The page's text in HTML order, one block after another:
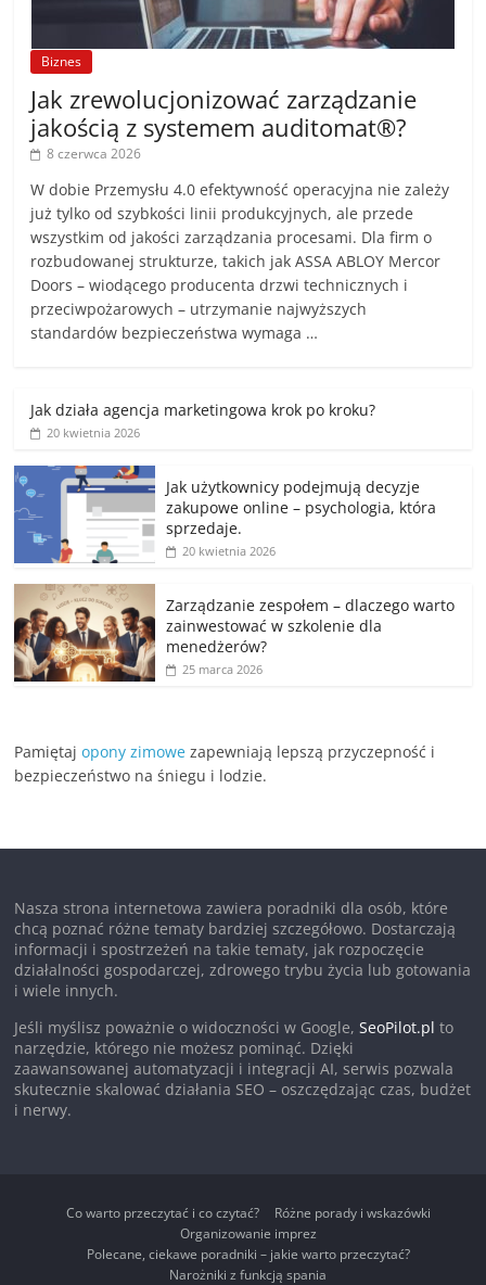
Biznes
Jak zrewolucjonizować zarządzanie
jakością z systemem auditomat®?
8 czerwca 2026
W dobie Przemysłu 4.0 efektywność operacyjna nie zależy
już tylko od szybkości linii produkcyjnych, ale przede
wszystkim od jakości zarządzania procesami. Dla firm o
rozbudowanej strukturze, takich jak ASSA ABLOY Mercor
Doors – wiodącego producenta drzwi technicznych i
przeciwpożarowych – utrzymanie najwyższych
standardów bezpieczeństwa wymaga …
Jak działa agencja marketingowa krok po kroku?
20 kwietnia 2026
Jak użytkownicy podejmują decyzje
zakupowe online – psychologia, która
sprzedaje.
20 kwietnia 2026
Zarządzanie zespołem – dlaczego warto
zainwestować w szkolenie dla
menedżerów?
25 marca 2026
Pamiętajopony zimowe zapewniają lepszą przyczepność i
bezpieczeństwo na śniegu i lodzie.
Nasza strona internetowa zawiera poradniki dla osób, które
chcą poznać różne tematy bardziej szczegółowo. Dostarczają
informacji i spostrzeżeń na takie tematy, jak rozpoczęcie
działalności gospodarczej, zdrowego trybu życia lub gotowania
i wiele innych.
Jeśli myślisz poważnie o widoczności w Google,SeoPilot.pl to
narzędzie, którego nie możesz pominąć. Dzięki
zaawansowanej automatyzacji i integracji AI, serwis pozwala
skutecznie skalować działania SEO – oszczędzając czas, budżet
i nerwy.
Co warto przeczytać i co czytać?
Różne porady i wskazówki
Organizowanie imprez
Polecane, ciekawe poradniki – jakie warto przeczytać?
Narożniki z funkcją spania